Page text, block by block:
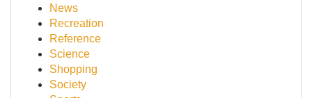
News
Recreation
Reference
Science
Shopping
Society